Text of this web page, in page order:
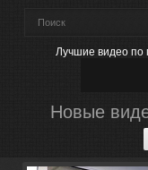
Лучшие видео по
Новые